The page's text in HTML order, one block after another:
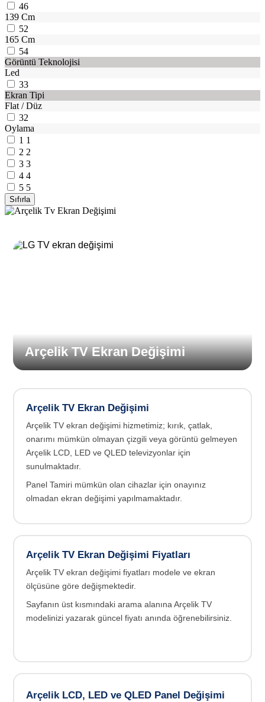
46
139 Cm
52
165 Cm
54
Görüntü Teknolojisi
Led
33
Ekran Tipi
Flat / Düz
32
Oylama
1 1
2 2
3 3
4 4
5 5
Arçelik TV Ekran Değişimi
Arçelik TV Ekran Değişimi
Arçelik TV ekran değişimi hizmetimiz; kırık, çatlak,
onarımı mümkün olmayan çizgili veya görüntü gelmeyen
Arçelik LCD, LED ve QLED televizyonlar için
sunulmaktadır.
Panel Tamiri mümkün olan cihazlar için onayınız
olmadan ekran değişimi yapılmamaktadır.
Arçelik TV Ekran Değişimi Fiyatları
Arçelik TV ekran değişimi fiyatları modele ve ekran
ölçüsüne göre değişmektedir.
Sayfanın üst kısmındaki arama alanına Arçelik TV
modelinizi yazarak güncel fiyatı anında öğrenebilirsiniz.
Arçelik LCD, LED ve QLED Panel Değişimi